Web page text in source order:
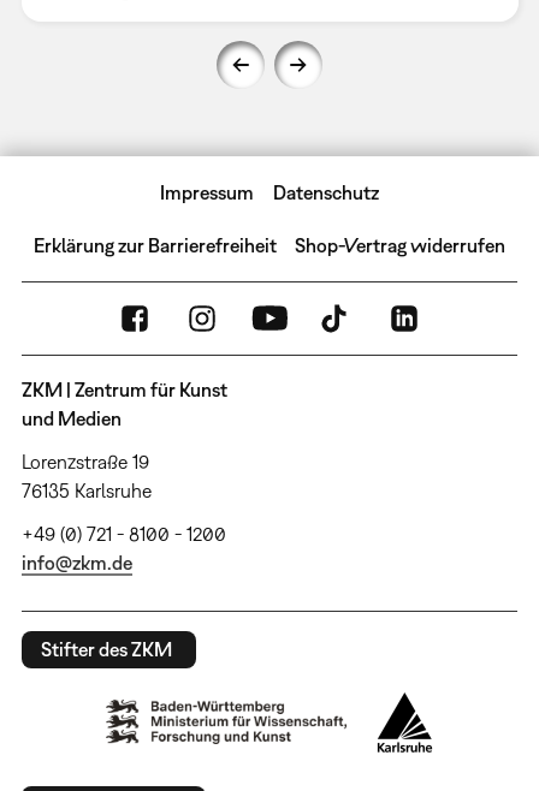
Impressum Datenschutz
Erklärung zur Barrierefreiheit Shop-Vertrag widerrufen
ZKM | Zentrum für Kunst
und Medien
Lorenzstraße 19
76135 Karlsruhe
+49 (0) 721 - 8100 - 1200
info@zkm.de
Stifter des ZKM